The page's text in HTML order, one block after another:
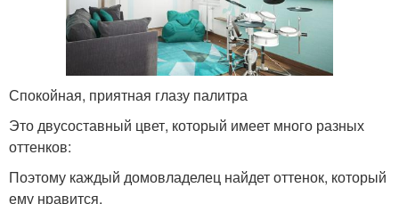
Спокойная, приятная глазу палитра
Это двусоставный цвет, который имеет много разных
оттенков:
Поэтому каждый домовладелец найдет оттенок, который
ему нравится.